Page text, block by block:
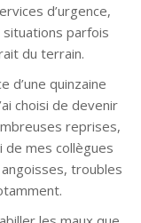
d’urgence,
parfois
du terrain.
d’une quinzaine
choisi de devenir
reprises,
mes collègues
troubles